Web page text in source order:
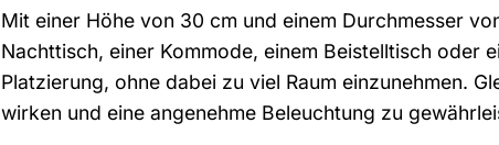
Mit einer Höhe von 30 cm und einem Durchmesser
Nachttisch, einer Kommode, einem Beistelltisch oder
Platzierung, ohne dabei zu viel Raum einzunehmen.
wirken und eine angenehme Beleuchtung zu